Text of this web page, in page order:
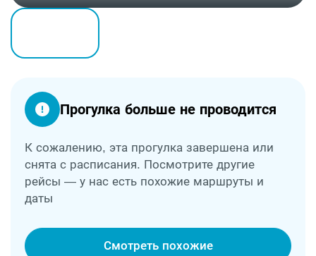
Прогулка больше не проводится
К сожалению, эта прогулка завершена или
снята с расписания. Посмотрите другие
рейсы — у нас есть похожие маршруты и
даты
Смотреть похожие